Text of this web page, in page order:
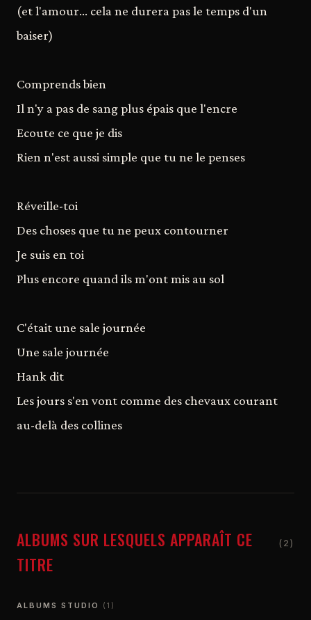
(et l'amour... cela ne durera pas le temps d'un
baiser)
Comprends bien
Il n'y a pas de sang plus épais que l'encre
Ecoute ce que je dis
Rien n'est aussi simple que tu ne le penses
Réveille-toi
Des choses que tu ne peux contourner
Je suis en toi
Plus encore quand ils m'ont mis au sol
C'était une sale journée
Une sale journée
Hank dit
Les jours s'en vont comme des chevaux courant
au-delà des collines
ALBUMS SUR LESQUELS APPARAÎT CE
TITRE
(2)
ALBUMS STUDIO (1)